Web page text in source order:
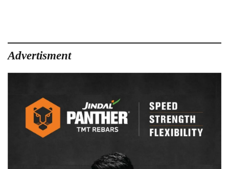
दो
टूक,
बोले
Advertisment